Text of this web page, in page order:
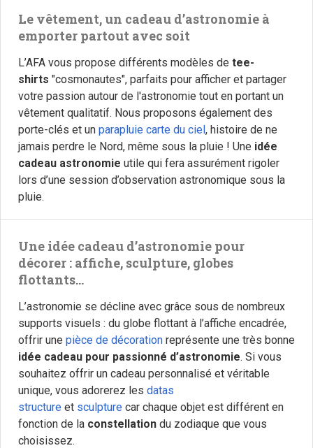
Le vêtement, un cadeau d’astronomie à
emporter partout avec soit
L’AFA vous propose différents modèles de tee-
shirts "cosmonautes", parfaits pour afficher et partager
votre passion autour de l'astronomie tout en portant un
vêtement qualitatif. Nous proposons également des
porte-clés et un parapluie carte du ciel, histoire de ne
jamais perdre le Nord, même sous la pluie ! Une idée
cadeau astronomie utile qui fera assurément rigoler
lors d’une session d’observation astronomique sous la
pluie.
Une idée cadeau d’astronomie pour
décorer : affiche, sculpture, globes
flottants…
L’astronomie se décline avec grâce sous de nombreux
supports visuels : du globe flottant à l’affiche encadrée,
offrir une pièce de décoration représente une très bonne
idée cadeau pour passionné d’astronomie. Si vous
souhaitez offrir un cadeau personnalisé et véritable
unique, vous adorerez les datas
structure et sculpture car chaque objet est différent en
fonction de la constellation du zodiaque que vous
choisissez.